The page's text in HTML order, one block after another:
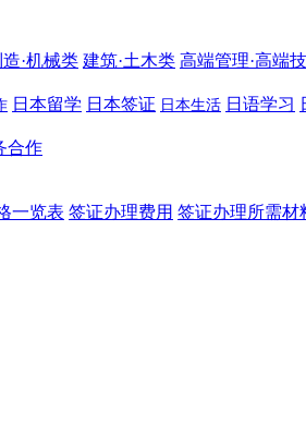
·机械类 建筑·土木类 高端管理·高端
日本留学 日本签证 日本生活 日语学习
合作
一览表 签证办理费用 签证办理所需材